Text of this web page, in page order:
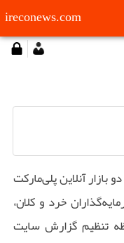
ireconews.com
بازار آنلاین پلی‌مارکت
خرد و کلان،
تنظیم گزارش سایت